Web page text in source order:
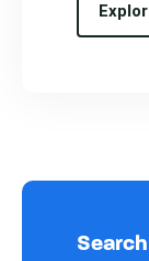
Search